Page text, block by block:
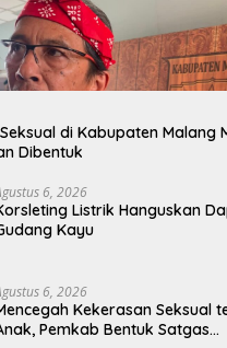
di Kabupaten Malang
Dibentuk
6, 2026
Listrik Hanguskan
Kayu
6, 2026
Kekerasan Seksual
Pemkab Bentuk Satgas